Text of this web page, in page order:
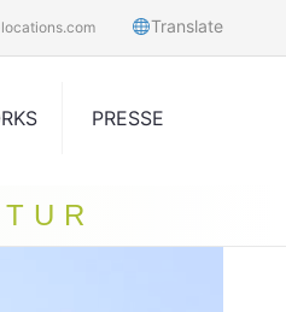
Translate
PRESSE